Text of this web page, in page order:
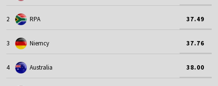
2 RPA 37.49
3 Niemcy 37.76
4 Australia 38.00